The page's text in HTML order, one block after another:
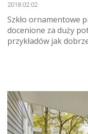
2018.02.02
Szkło ornamentowe
docenione za duży
przykładów jak